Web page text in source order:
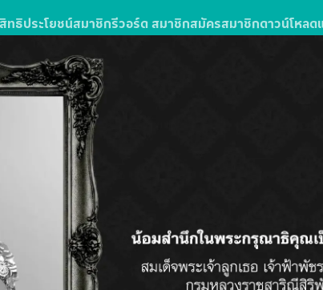
สิทธิประโยชน์สมาชิกรีวอร์ด สมาชิกสมัครสมาชิกดาวน์โหลด
หรือบริการในโลตัสส์มอลล์
เฟรช ลุ้นรับแพ็กเกจทัวร์
ำนวน 10 รางวัล รางวัลละ